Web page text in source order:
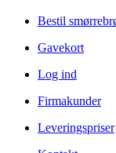
Bestil
Gavekort
Log ind
Firmakunder
Leveringspriser